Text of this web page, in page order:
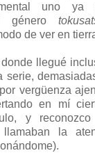
uno
género
de ver en
llegué
serie,
vergüenza
en mí
y
llamaban la